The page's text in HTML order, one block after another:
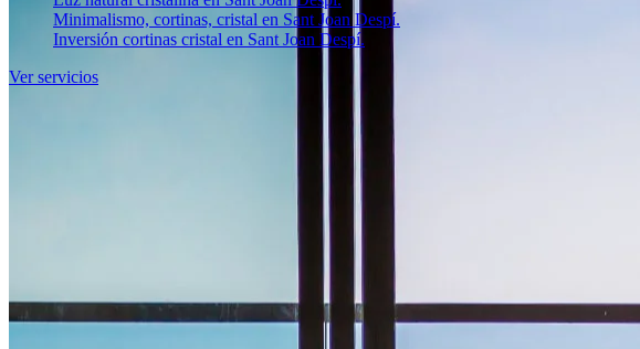
Minimalismo, cortinas, cristal en Sant Joan Despí.
Inversión cortinas cristal en Sant Joan Despí.
Ver servicios